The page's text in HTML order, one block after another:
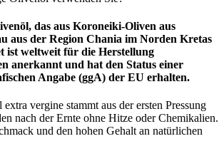
das aus Koroneiki-Oliven aus
aus der Region Chania im Norden Kretas
ist weltweit für die Herstellung
anerkannt und hat den Status einer
Angabe (ggA) der EU erhalten.
vergine stammt aus der ersten Pressung
nach der Ernte ohne Hitze oder Chemikalien.
und den hohen Gehalt an natürlichen